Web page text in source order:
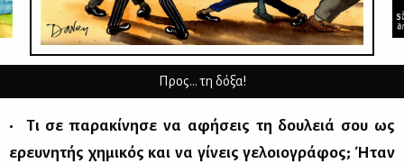
Προς… τη δόξα!
• Τι σε πα­ρα­κί­νη­σε να αφή­σεις τη δου­λειά σου ως
ερευ­νη­τής χη­μι­κός και να γί­νεις γε­λοιο­γρά­φος; Ήταν